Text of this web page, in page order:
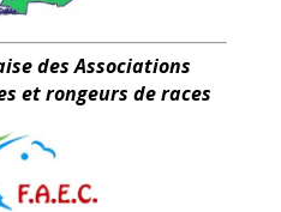
des Associations
et rongeurs de races